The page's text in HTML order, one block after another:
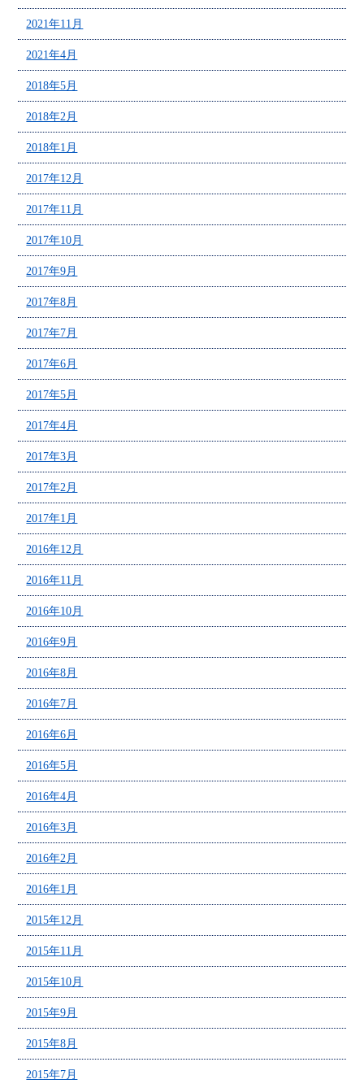
2021年11月
2021年4月
2018年5月
2018年2月
2018年1月
2017年12月
2017年11月
2017年10月
2017年9月
2017年8月
2017年7月
2017年6月
2017年5月
2017年4月
2017年3月
2017年2月
2017年1月
2016年12月
2016年11月
2016年10月
2016年9月
2016年8月
2016年7月
2016年6月
2016年5月
2016年4月
2016年3月
2016年2月
2016年1月
2015年12月
2015年11月
2015年10月
2015年9月
2015年8月
2015年7月